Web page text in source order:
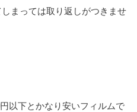
まっては取り返しがつきませ
以下とかなり安いフィルムで